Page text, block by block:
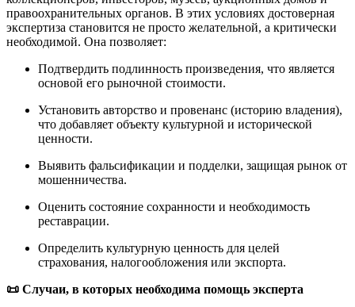
правоохранительных органов. В этих условиях достоверная
экспертиза становится не просто желательной, а критически
необходимой. Она позволяет:
Подтвердить подлинность произведения, что является
основой его рыночной стоимости.
Установить авторство и провенанс (историю владения),
что добавляет объекту культурной и исторической
ценности.
Выявить фальсификации и подделки, защищая рынок от
мошенничества.
Оценить состояние сохранности и необходимость
реставрации.
Определить культурную ценность для целей
страхования, налогообложения или экспорта.
📜 Случаи, в которых необходима помощь эксперта